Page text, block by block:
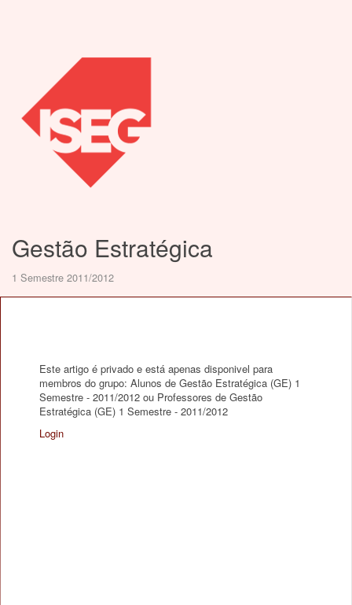
Gestão Estratégica
1 Semestre 2011/2012
Este artigo é privado e está apenas disponivel para
membros do grupo: Alunos de Gestão Estratégica (GE) 1
Semestre - 2011/2012 ou Professores de Gestão
Estratégica (GE) 1 Semestre - 2011/2012
Login